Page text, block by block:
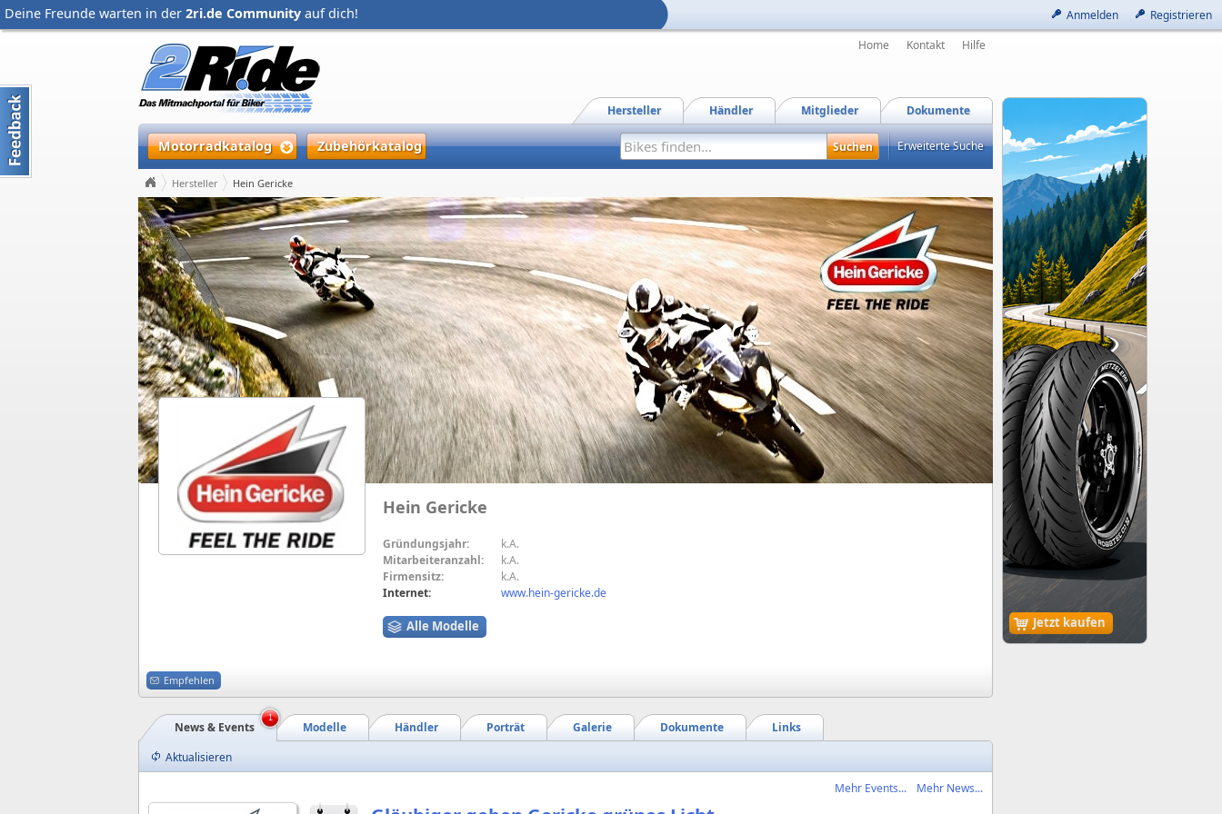
Anmelden Registrieren
Deine Freunde warten in der 2ri.de Community auf dich!
Jetzt kaufen
Home Kontakt Hilfe
Dokumente
Mitglieder
Händler
Hersteller
Motorradkatalog Zubehörkatalog Erweiterte Suche
Hersteller Hein Gericke
Hein Gericke
Gründungsjahr:
k.A.
Mitarbeiteranzahl:
k.A.
Firmensitz:
k.A.
Internet:
www.hein-gericke.de
Alle Modelle
Empfehlen
Links
Dokumente
Galerie
Porträt
Händler
Modelle
News & Events
1
Aktualisieren
Mehr Events...
Mehr News...